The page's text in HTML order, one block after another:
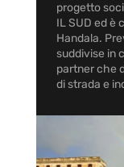
progetto
IL SUD ed è
Handala.
suddivise in
partner che
di strada e